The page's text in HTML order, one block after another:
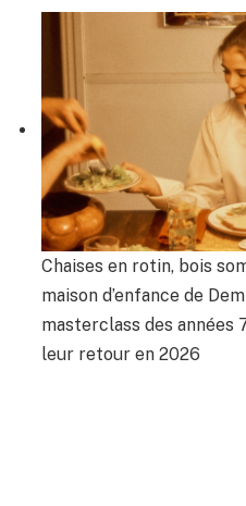
Chaises en rotin, bois
maison d’enfance de
masterclass des années
leur retour en 2026